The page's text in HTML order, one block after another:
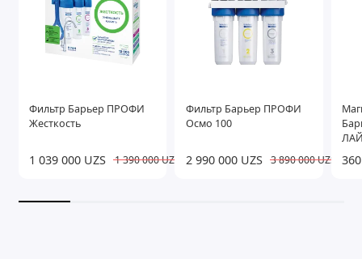
Фильтр Барьер ПРОФИ
Жесткость
1 039 000 UZS 1 390 000 UZS
Фильтр Барьер ПРОФИ
Осмо 100
2 990 000 UZS 3 890 000 UZS